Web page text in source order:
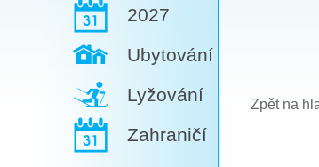
2027
Ubytování
Lyžování
Zahraničí
Zpět na